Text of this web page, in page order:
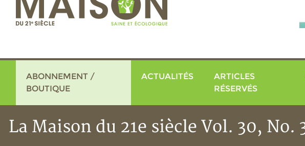
ABONNEMENT /
BOUTIQUE
ACTUALITÉS
ARTICLES
RÉSERVÉS
La Maison du 21e siècle Vol. 30, No.